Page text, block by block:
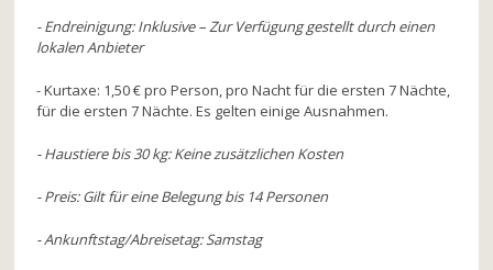
- Endreinigung: Inklusive – Zur Verfügung gestellt durch einen
lokalen Anbieter
- Kurtaxe: 1,50 € pro Person, pro Nacht für die ersten 7 Nächte,
für die ersten 7 Nächte. Es gelten einige Ausnahmen.
- Haustiere bis 30 kg: Keine zusätzlichen Kosten
- Preis: Gilt für eine Belegung bis 14 Personen
- Ankunftstag/Abreisetag: Samstag